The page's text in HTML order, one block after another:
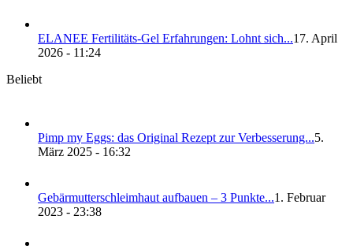
ELANEE Fer­ti­li­täts-Gel Erfah­run­gen: Lohnt sich...17. April
2026 - 11:24
Beliebt
Pimp my Eggs: das Ori­gi­nal Rezept zur Ver­bes­se­rung...5.
März 2025 - 16:32
Gebär­mut­ter­schleim­haut auf­bau­en – 3 Punk­te...1. Februar
2023 - 23:38